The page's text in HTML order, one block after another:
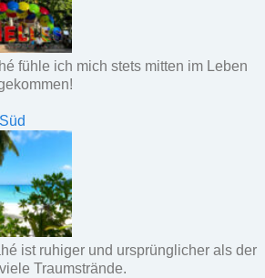
fühle ich mich stets mitten im Leben
ist ruhiger und ursprünglicher als der
Traumstrände.